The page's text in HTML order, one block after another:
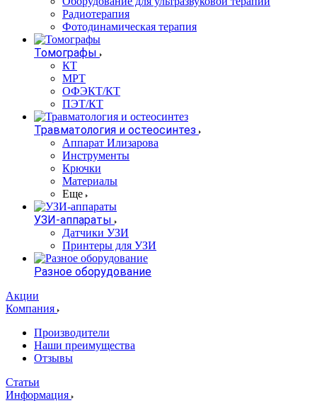
Радиотерапия
Фотодинамическая терапия
Томографы
КТ
МРТ
ОФЭКТ/КТ
ПЭТ/КТ
Травматология и остеосинтез
Аппарат Илизарова
Инструменты
Крючки
Материалы
Еще
УЗИ-аппараты
Датчики УЗИ
Принтеры для УЗИ
Разное оборудование
Акции
Компания
Производители
Наши преимущества
Отзывы
Статьи
Информация